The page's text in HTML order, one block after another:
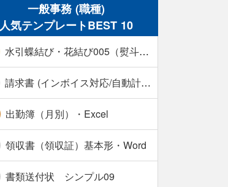
一般事務 (職種)
人気テンプレートBEST 10
水引蝶結び・花結び005（熨斗あり）
請求書 (インボイス対応/自動計算/A4 縦) カラー 使い方解説あり
出勤簿（月別）・Excel
領収書（領収証）基本形・Word
書類送付状 シンプル09